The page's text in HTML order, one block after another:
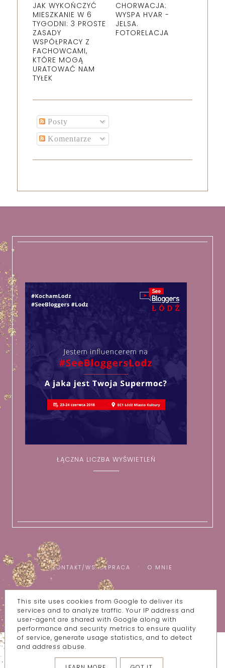
JAK WYKOŃCZYĆ
MIESZKANIE W 6
TYGODNI: 3 PROSTE
ZASADY
WSPÓŁPRACY Z
FACHOWCAMI,
KTÓRE MOGĄ
URATOWAĆ NAM
TYŁEK
CHORWACJA:
WYSPA HVAR -
JELSA.
FOTORELACJA
Posty
Komentarze
ŁĄCZNA LICZBA WYŚWIETLEŃ
KONTAKT/WSPÓŁPRACA O MNIE
COPYRIGHT ©WSZYSTKIE MOJE BZIKI
BLOG DESIGN:
This site uses cookies from Google to deliver its
services and to analyze traffic. Your IP address and
user-agent are shared with Google along with
performance and security metrics to ensure quality
of service, generate usage statistics, and to detect
and address abuse.